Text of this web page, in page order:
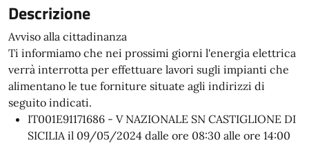
Descrizione
Avviso alla cittadinanza
Ti informiamo che nei prossimi giorni l'energia elettrica
verrà interrotta per effettuare lavori sugli impianti che
alimentano le tue forniture situate agli indirizzi di
seguito indicati.
IT001E91171686 - V NAZIONALE SN CASTIGLIONE DI
SICILIA il 09/05/2024 dalle ore 08:30 alle ore 14:00